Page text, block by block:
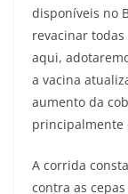
disponíveis no
revacinar todas
aqui,
a vacina
aumento da
principalmente
A corrida
contra as